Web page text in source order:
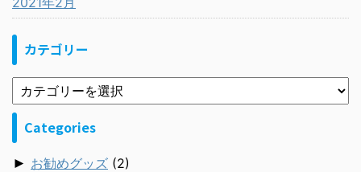
カテゴリー
Categories
► お勧めグッズ (2)